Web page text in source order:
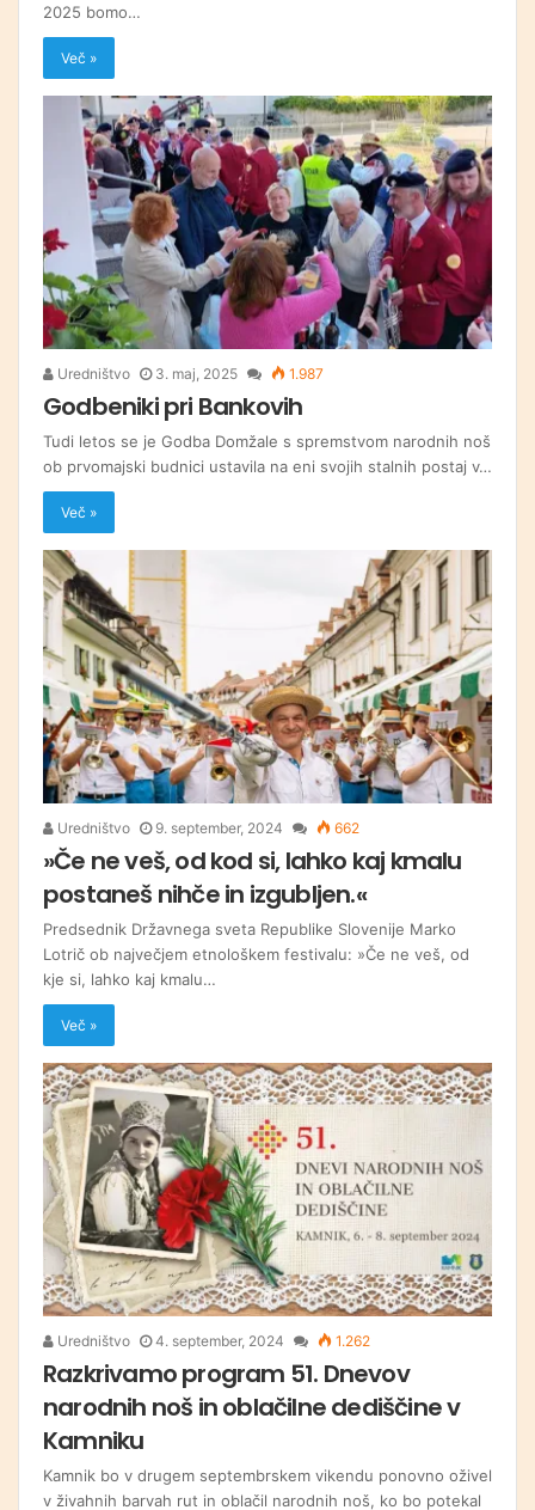
2025 bomo…
Več »
Uredništvo 3. maj, 2025 1.987
Godbeniki pri Bankovih
Tudi letos se je Godba Domžale s spremstvom narodnih noš
ob prvomajski budnici ustavila na eni svojih stalnih postaj v…
Več »
Uredništvo 9. september, 2024 662
»Če ne veš, od kod si, lahko kaj kmalu
postaneš nihče in izgubljen.«
Predsednik Državnega sveta Republike Slovenije Marko
Lotrič ob največjem etnološkem festivalu: »Če ne veš, od
kje si, lahko kaj kmalu…
Več »
Uredništvo 4. september, 2024 1.262
Razkrivamo program 51. Dnevov
narodnih noš in oblačilne dediščine v
Kamniku
Kamnik bo v drugem septembrskem vikendu ponovno oživel
v živahnih barvah rut in oblačil narodnih noš, ko bo potekal